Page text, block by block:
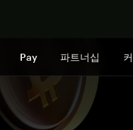
Pay 파트너십